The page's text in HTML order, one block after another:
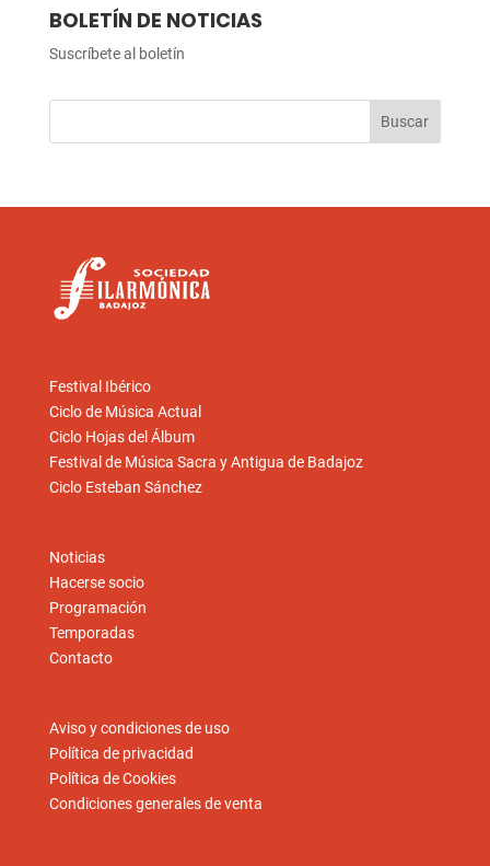
BOLETÍN DE NOTICIAS
Suscríbete al boletín
Festival Ibérico
Ciclo de Música Actual
Ciclo Hojas del Álbum
Festival de Música Sacra y Antigua de Badajoz
Ciclo Esteban Sánchez
Noticias
Hacerse socio
Programación
Temporadas
Contacto
Aviso y condiciones de uso
Política de privacidad
Política de Cookies
Condiciones generales de venta